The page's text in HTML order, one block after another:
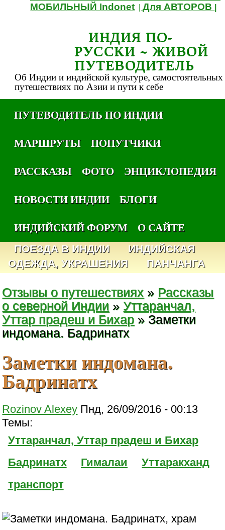
МОБИЛЬНЫЙ Indonet |Для АВТОРОВ
ИНДИЯ ПО-
РУССКИ ~ ЖИВОЙ
ПУТЕВОДИТЕЛЬ
Об Индии и индийской культуре, самостоятельных
путешествиях по Азии и пути к себе
ПУТЕВОДИТЕЛЬ ПО ИНДИИ
МАРШРУТЫ
ПОПУТЧИКИ
РАССКАЗЫ
ФОТО
ЭНЦИКЛОПЕДИЯ
НОВОСТИ ИНДИИ
БЛОГИ
ИНДИЙСКИЙ ФОРУМ
О САЙТЕ
ПОЕЗДА В ИНДИИ
ИНДИЙСКАЯ
ОДЕЖДА, УКРАШЕНИЯ
ПАНЧАНГА
Отзывы о путешествиях » Рассказы
о северной Индии » Уттаранчал,
Уттар прадеш и Бихар » Заметки
индомана. Бадринатх
Заметки индомана.
Бадринатх
Rozinov Alexey Пнд, 26/09/2016 - 00:13
Темы:
Уттаранчал, Уттар прадеш и Бихар
Бадринатх
Гималаи
Уттаракханд
транспорт